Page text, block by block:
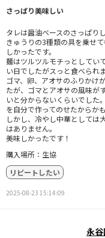
さっぱり美味しい
タレは醤油ベースのさっぱり
きゅうりの3種類の具を乗せ
しかったです。
麺はツルツルモチっとしてい
い日でしたがスっと食べられ
ゴマ、卵、アオサのふりかけ
たが、ゴマとアオサの風味が
いと分からないくらいでした
を自分で作ってのせたからか
しかし、冷やし中華としては
はありません。
美味しかったです！
購入場所：生協
リピートしたい
2025-08-23 15:14:09
永